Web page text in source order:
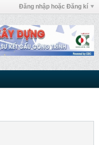
Đăng nhập hoặc Đăng kí